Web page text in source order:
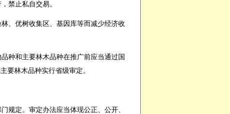
禁止私自交易。
、优树收集区、基因库等而减少经济收
种和主要林木品种在推广前应当通过国
要林木品种实行省级审定。
规定。审定办法应当体现公正、公开、